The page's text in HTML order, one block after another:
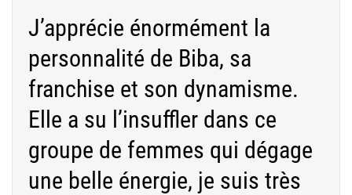
J’apprécie énormément la
personnalité de Biba, sa
franchise et son dynamisme.
Elle a su l’insuffler dans ce
groupe de femmes qui dégage
une belle énergie, je suis très